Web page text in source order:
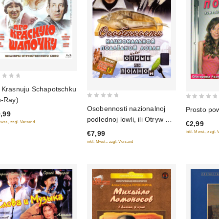
Krasnuju Schapotschku
Ray)
zzgl. Versand of
5
Osobennosti nazionalnoj
podlednoj lowli, ili Otryw po
polnoj (Bonus: Osobennosti
russkoj bani 1, 2)
€7,99
inkl. Mwst., zzgl. Versand
of
5
Prosto
€2,99
inkl. Mwst., zzgl.